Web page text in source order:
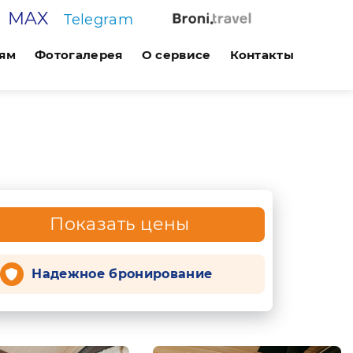
MAX Telegram
Фотогалерея О сервисе Контакты
Показать цены
Надежное бронирование